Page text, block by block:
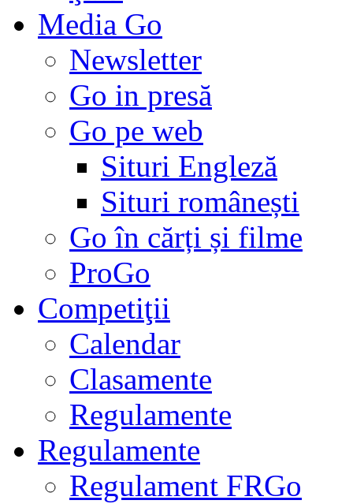
Media Go
Newsletter
Go in presă
Go pe web
Situri Engleză
Situri românești
Go în cărți și filme
ProGo
Competiţii
Calendar
Clasamente
Regulamente
Regulamente
Regulament FRGo